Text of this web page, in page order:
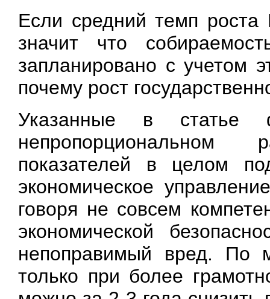
Если средний темп
значит что
запланировано с учетом
почему рост
Указанные в статье
непропорциональном
показателей в целом
экономическое
говоря не совсем
экономической
непоправимый вред. По
только при более